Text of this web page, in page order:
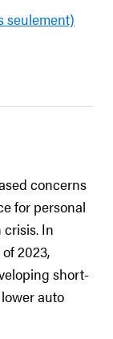
seulement)
concerns
for personal
In
2023,
short-
auto